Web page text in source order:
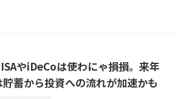
やiDeCoは使わにゃ損損。来年
貯蓄から投資への流れが加速かも